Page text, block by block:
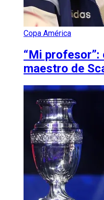
Copa América
“Mi profesor”:
maestro de